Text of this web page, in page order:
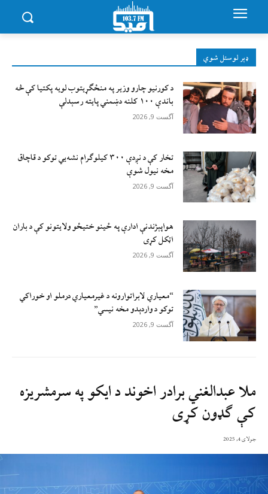
ډېر لوستل شوي
د کورنیو چارو وزیر په منځګړیتوب لویه پکتیا کې څه
باندې ۱۰۰ کلنه دښمني پایته رسېدلې
آگست 9, 2026
تخار کې د نږدې ۳۰۰ کیلوګرام نشه‌يي توکو د قاچاق
مخه نیول شوې
آگست 9, 2026
هواپېژندنې ادارې په ځینو ختیځو ولایتونو کې د باران
اټکل کړی
آگست 9, 2026
“معیاري لابراتوارونه د غیرمعیاري درملو او خوراکي
توکو د واردېدو مخه نیسي”
آگست 9, 2026
ملا عبدالغني برادر اخوند د ایکو په سرمشریزه
کې ګډون کړی
جولای 4, 2025